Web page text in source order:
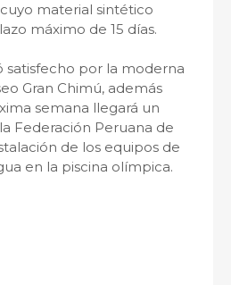
material sintético
máximo de 15 días.
satisfecho por la moderna
Gran Chimú, además
semana llegará un
Federación Peruana de
de los equipos de
en la piscina olímpica.